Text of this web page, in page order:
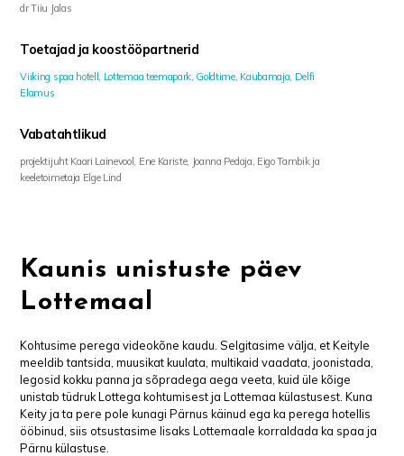
dr Tiiu Jalas
Toetajad ja koostööpartnerid
Viiking spaa hotell Lottemaa teemapark Goldtime, Kaubamaja Delfi
Elamus
Vabatahtlikud
projektijuht Kaari Lainevool, Ene Kariste, Joanna Pedaja, Eigo Tambik ja
keeletoimetaja Elge Lind
Kaunis unistuste päev
Lottemaal
Kohtusime perega videokõne kaudu. Selgitasime välja, et Keityle
meeldib tantsida, muusikat kuulata, multikaid vaadata, joonistada,
legosid kokku panna ja sõpradega aega veeta, kuid üle kõige
unistab tüdruk Lottega kohtumisest ja Lottemaa külastusest. Kuna
Keity ja ta pere pole kunagi Pärnus käinud ega ka perega hotellis
ööbinud, siis otsustasime lisaks Lottemaale korraldada ka spaa ja
Pärnu külastuse.